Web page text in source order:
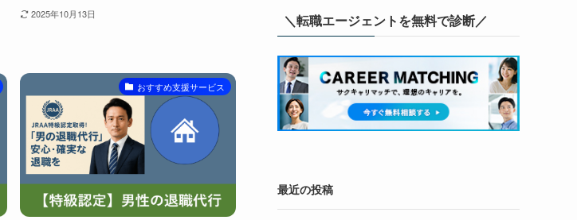
2025年10月13日
おすすめ支援サービス
＼転職エージェントを無料で診断／
最近の投稿